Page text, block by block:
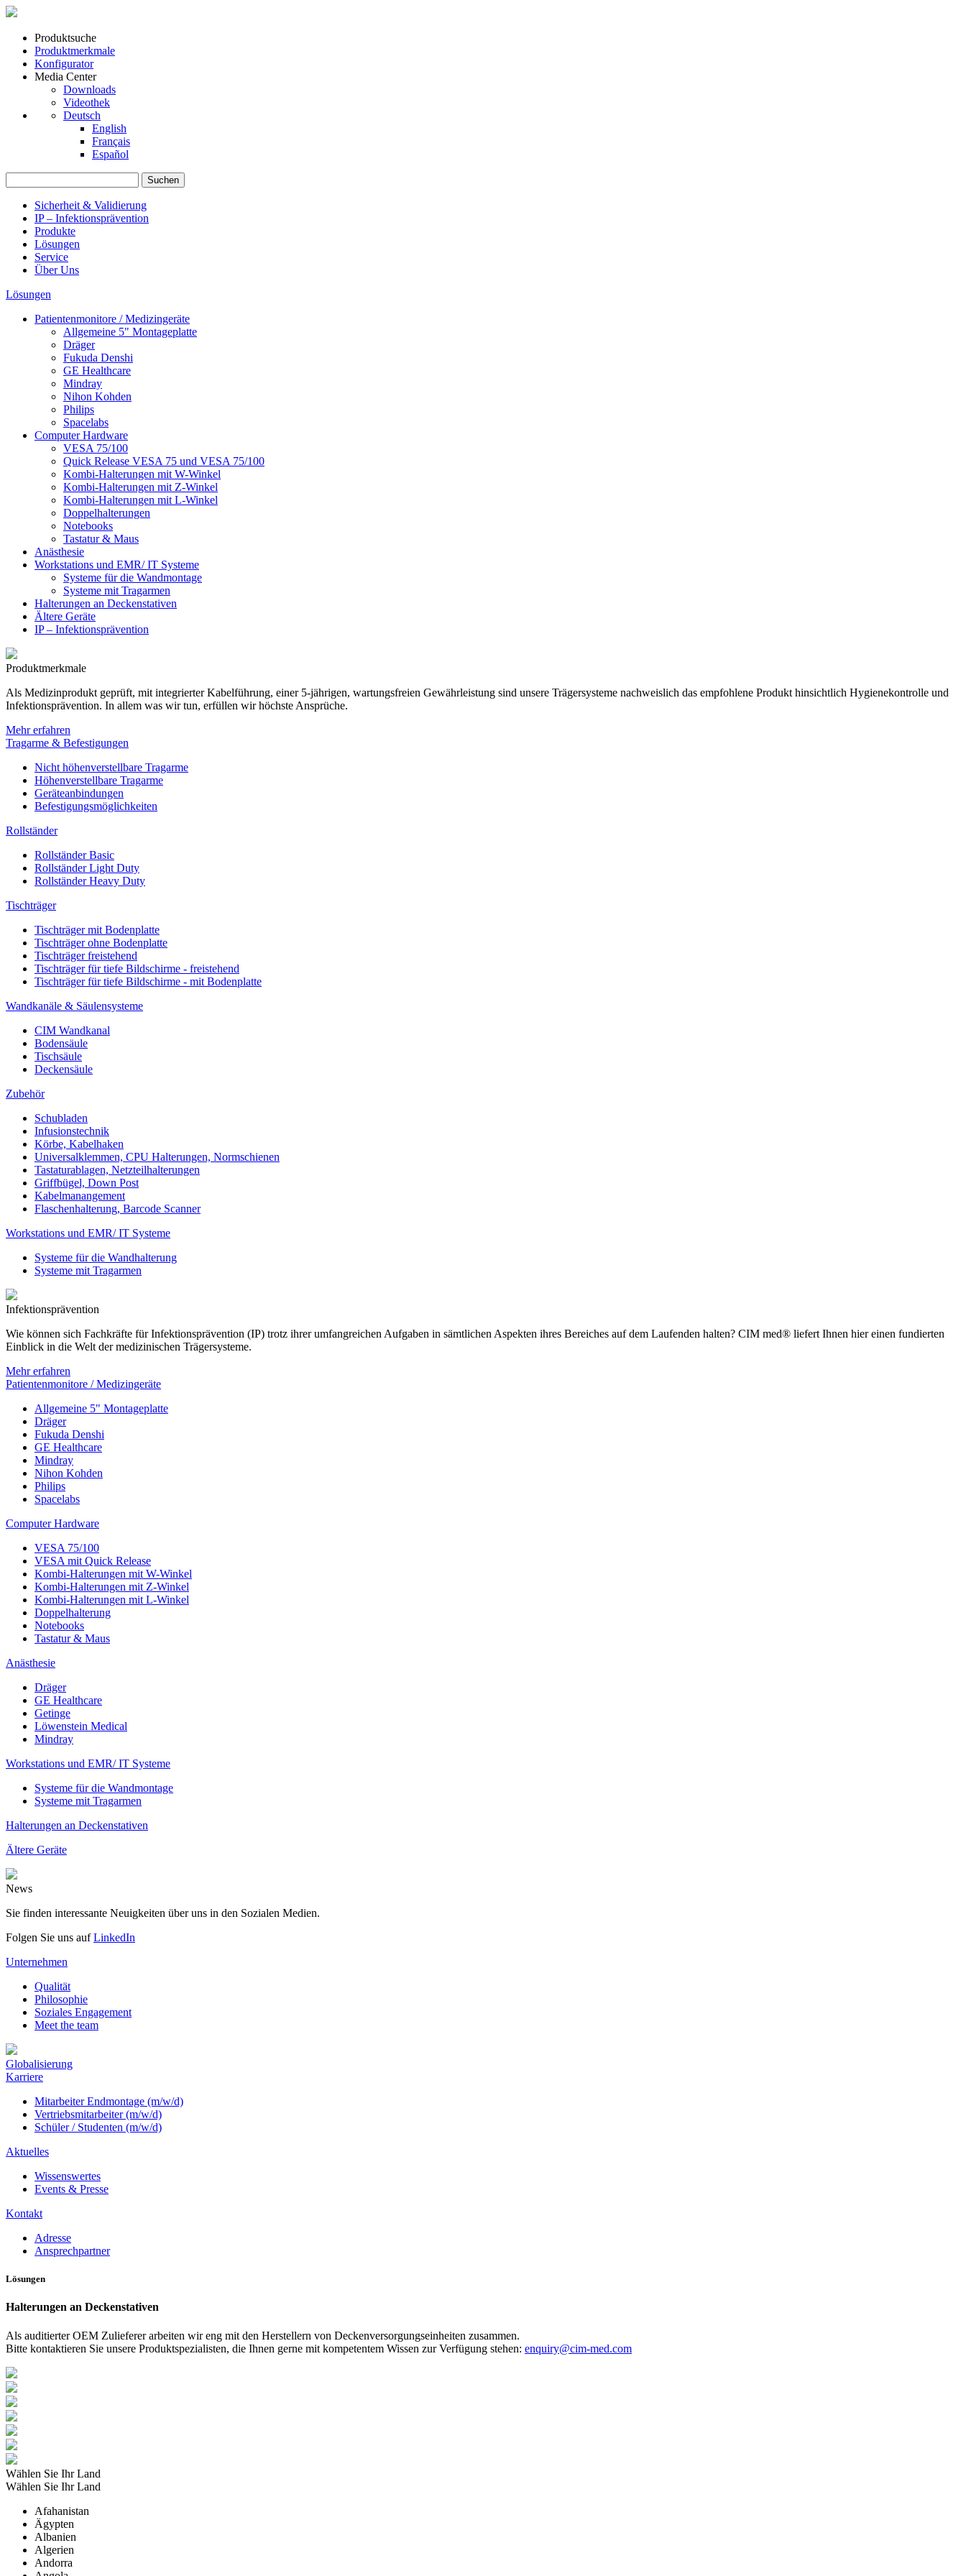
Produktsuche
Produktmerkmale
Konfigurator
Media Center
Downloads
Videothek
Deutsch
English
Français
Español
nach:
Sicherheit & Validierung
IP – Infektionsprävention
Produkte
Lösungen
Service
Über Uns
Lösungen
Patientenmonitore / Medizingeräte
Allgemeine 5" Montageplatte
Dräger
Fukuda Denshi
GE Healthcare
Mindray
Nihon Kohden
Philips
Spacelabs
Computer Hardware
VESA 75/100
Quick Release VESA 75 und VESA 75/100
Kombi-Halterungen mit W-Winkel
Kombi-Halterungen mit Z-Winkel
Kombi-Halterungen mit L-Winkel
Doppelhalterungen
Notebooks
Tastatur & Maus
Anästhesie
Workstations und EMR/ IT Systeme
Systeme für die Wandmontage
Systeme mit Tragarmen
Halterungen an Deckenstativen
Ältere Geräte
IP – Infektionsprävention
Produktmerkmale
Als Medizinprodukt geprüft, mit integrierter Kabelführung, einer 5-jährigen, wartungsfreien Gewährleistung sind unsere Trägersysteme nachweislich das empfohlene Produkt hinsichtlich Hygienekontrolle und
Infektionsprävention. In allem was wir tun, erfüllen wir höchste Ansprüche.
Mehr erfahren
Tragarme & Befestigungen
Nicht höhenverstellbare Tragarme
Höhenverstellbare Tragarme
Geräteanbindungen
Befestigungsmöglichkeiten
Rollständer
Rollständer Basic
Rollständer Light Duty
Rollständer Heavy Duty
Tischträger
Tischträger mit Bodenplatte
Tischträger ohne Bodenplatte
Tischträger freistehend
Tischträger für tiefe Bildschirme - freistehend
Tischträger für tiefe Bildschirme - mit Bodenplatte
Wandkanäle & Säulensysteme
CIM Wandkanal
Bodensäule
Tischsäule
Deckensäule
Zubehör
Schubladen
Infusionstechnik
Körbe, Kabelhaken
Universalklemmen, CPU Halterungen, Normschienen
Tastaturablagen, Netzteilhalterungen
Griffbügel, Down Post
Kabelmanangement
Flaschenhalterung, Barcode Scanner
Workstations und EMR/ IT Systeme
Systeme für die Wandhalterung
Systeme mit Tragarmen
Infektionsprävention
Wie können sich Fachkräfte für Infektionsprävention (IP) trotz ihrer umfangreichen Aufgaben in sämtlichen Aspekten ihres Bereiches auf dem Laufenden halten? CIM med® liefert Ihnen hier einen fundierten
Einblick in die Welt der medizinischen Trägersysteme.
Mehr erfahren
Patientenmonitore / Medizingeräte
Allgemeine 5" Montageplatte
Dräger
Fukuda Denshi
GE Healthcare
Mindray
Nihon Kohden
Philips
Spacelabs
Computer Hardware
VESA 75/100
VESA mit Quick Release
Kombi-Halterungen mit W-Winkel
Kombi-Halterungen mit Z-Winkel
Kombi-Halterungen mit L-Winkel
Doppelhalterung
Notebooks
Tastatur & Maus
Anästhesie
Dräger
GE Healthcare
Getinge
Löwenstein Medical
Mindray
Workstations und EMR/ IT Systeme
Systeme für die Wandmontage
Systeme mit Tragarmen
Halterungen an Deckenstativen
Ältere Geräte
News
Sie finden interessante Neuigkeiten über uns in den Sozialen Medien.
Folgen Sie uns aufLinkedIn
Unternehmen
Qualität
Philosophie
Soziales Engagement
Meet the team
Globalisierung
Karriere
Mitarbeiter Endmontage (m/w/d)
Vertriebsmitarbeiter (m/w/d)
Schüler / Studenten (m/w/d)
Aktuelles
Wissenswertes
Events & Presse
Kontakt
Adresse
Ansprechpartner
Lösungen
Halterungen an Deckenstativen
Als auditierter OEM Zulieferer arbeiten wir eng mit den Herstellern von Deckenversorgungseinheiten zusammen.
Bitte kontaktieren Sie unsere Produktspezialisten, die Ihnen gerne mit kompetentem Wissen zur Verfügung stehen: enquiry@cim-med.com
Wählen Sie Ihr Land
Wählen Sie Ihr Land
Afahanistan
Ägypten
Albanien
Algerien
Andorra